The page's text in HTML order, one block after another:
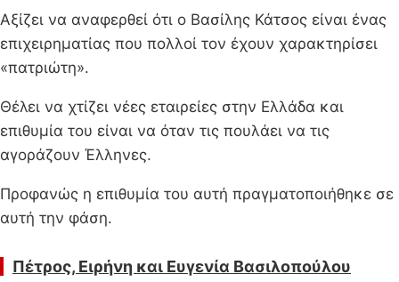
Αξίζει να αναφερθεί ότι ο Βασίλης Κάτσος είναι ένας
επιχειρηματίας που πολλοί τον έχουν χαρακτηρίσει
«πατριώτη».
Θέλει να χτίζει νέες εταιρείες στην Ελλάδα και
επιθυμία του είναι να όταν τις πουλάει να τις
αγοράζουν Έλληνες.
Προφανώς η επιθυμία του αυτή πραγματοποιήθηκε σε
αυτή την φάση.
Πέτρος, Ειρήνη και Ευγενία Βασιλοπούλου